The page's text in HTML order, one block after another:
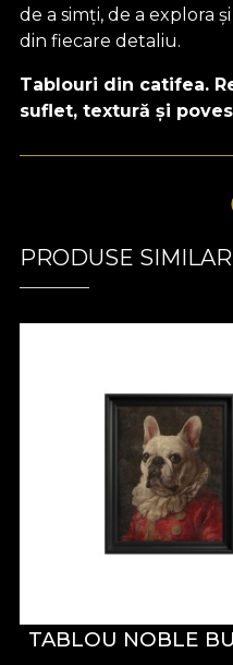
de a simți, de a explora
din fiecare detaliu.
Tablouri din catifea.
suflet, textură și
PRODUSE
TABLOU NOBLE